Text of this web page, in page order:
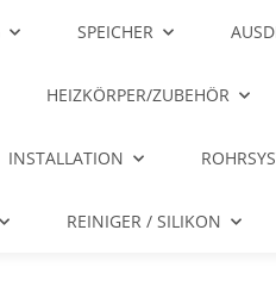
SPEICHER
HEIZKÖRPER/ZUBEHÖR
INSTALLATION
REINIGER / SILIKON